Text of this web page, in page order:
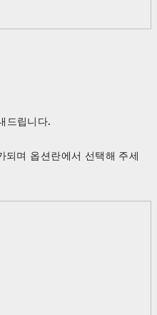
드립니다.
되며 옵션란에서 선택해 주세